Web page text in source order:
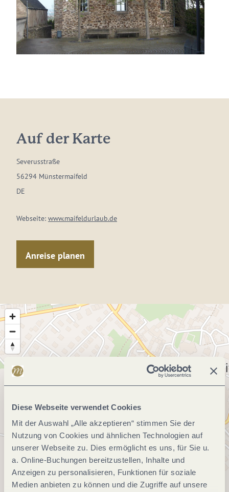
Diese Webseite verwendet Cookies
Mit der Auswahl „Alle akzeptieren“ stimmen Sie der
Nutzung von Cookies und ähnlichen Technologien auf
unserer Webseite zu. Dies ermöglicht es uns, für Sie u.
a. Online-Buchungen bereitzustellen, Inhalte und
Anzeigen zu personalisieren, Funktionen für soziale
Medien anbieten zu können und die Zugriffe auf unsere
Auf der Karte
Severusstraße
56294 Münstermaifeld
DE
Webseite: www.maifeldurlaub.de
Anreise planen